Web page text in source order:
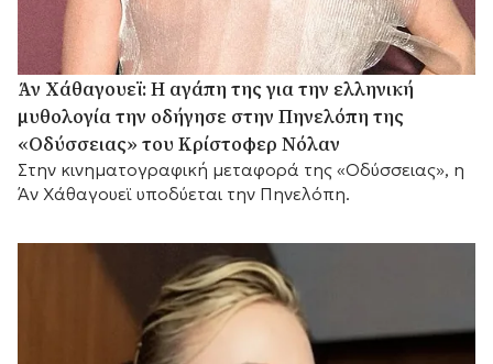
Άν Χάθαγουεϊ: Η αγάπη της για την ελληνική
μυθολογία την οδήγησε στην Πηνελόπη της
«Οδύσσειας» του Κρίστοφερ Νόλαν
Στην κινηματογραφική μεταφορά της «Οδύσσειας», η
Άν Χάθαγουεϊ υποδύεται την Πηνελόπη.